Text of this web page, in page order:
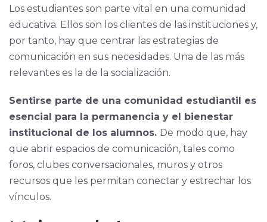
Los estudiantes son parte vital en una comunidad
educativa. Ellos son los clientes de las instituciones y,
por tanto, hay que centrar las estrategias de
comunicación en sus necesidades. Una de las más
relevantes es la de la socialización.
Sentirse parte de una comunidad estudiantil es
esencial para la permanencia y el bienestar
institucional de los alumnos. De modo que, hay
que abrir espacios de comunicación, tales como
foros, clubes conversacionales, muros y otros
recursos que les permitan conectar y estrechar los
vínculos.